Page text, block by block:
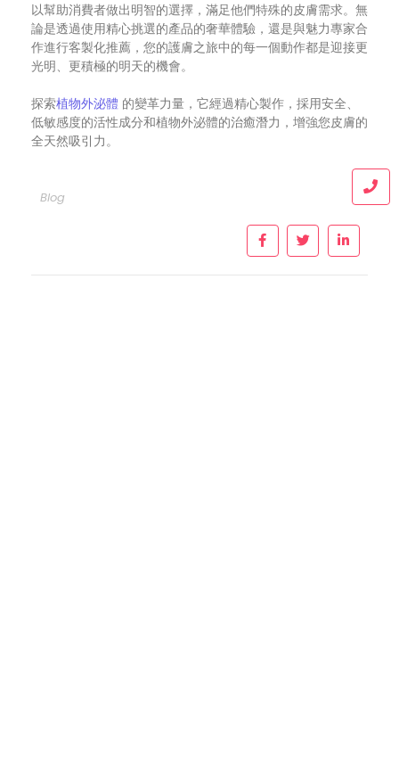
以幫助消費者做出明智的選擇，滿足他們特殊的皮膚需求。無
論是透過使用精心挑選的產品的奢華體驗，還是與魅力專家合
作進行客製化推薦，您的護膚之旅中的每一個動作都是迎接更
光明、更積極的明天的機會。
探索植物外泌體 的變革力量，它經過精心製作，採用安全、
低敏感度的活性成分和植物外泌體的治癒潛力，增強您皮膚的
全天然吸引力。
Blog